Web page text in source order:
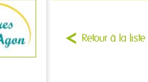
Retour à la liste